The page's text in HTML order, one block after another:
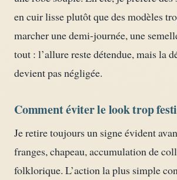
en cuir lisse plutôt que des modèles
marcher une demi-journée, une
tout : l’allure reste détendue, mais la
devient pas négligée.
Comment éviter le look trop
Je retire toujours un signe évident
franges, chapeau, accumulation de
folklorique. L’action la plus simple